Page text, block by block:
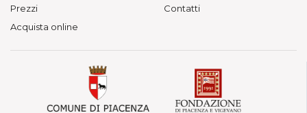
Prezzi
Acquista online
Contatti